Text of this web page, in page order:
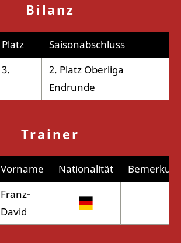
Bilanz
Platz
Saisonabschluss
3.
2. Platz Oberliga
Endrunde
Trainer
Vorname Nationalität
Franz-
David